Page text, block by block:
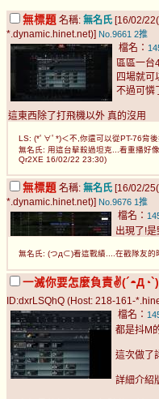
無標題 名稱: 無名氏 [16/02/
*.dynamic.hinet.net)] No.9661 2推
檔名：
區區一台
四場就可
不過可憐
這東西除了打飛機以外 真的沒用
LS: (*ﾟ∀ﾟ*)＜不,你還可以從PT-76背
無名氏: 用這台擊殺過坦克...看重播好
Qr2XE 16/02/22 23:30)
無標題 名稱: 無名氏 [16/02/
*.dynamic.hinet.net)] No.9676 1推
檔名：
出現了!
無名氏: (つд⊂)看這戰績....在戳隊友
一滅你要怎麼負責
ID:dxrLSQhQ (Host: 218-161-
檔名：
都是抖M
這次做了
詳細介紹